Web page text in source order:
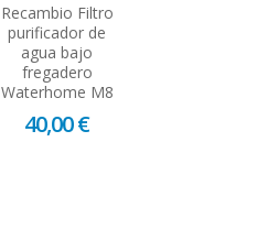
Recambio Filtro
purificador de
agua bajo
fregadero
Waterhome M8
40,00 €